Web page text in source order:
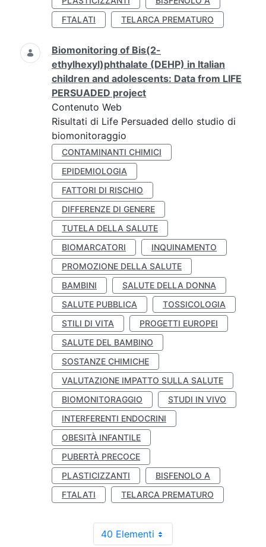
FTALATI
TELARCA PREMATURO
Biomonitoring of Bis(2-
ethylhexyl)phthalate (DEHP) in Italian
children and adolescents: Data from LIFE
PERSUADED project
Contenuto Web
Risultati di Life Persuaded dello studio di
biomonitoraggio
CONTAMINANTI CHIMICI
EPIDEMIOLOGIA
FATTORI DI RISCHIO
DIFFERENZE DI GENERE
TUTELA DELLA SALUTE
BIOMARCATORI
INQUINAMENTO
PROMOZIONE DELLA SALUTE
BAMBINI
SALUTE DELLA DONNA
SALUTE PUBBLICA
TOSSICOLOGIA
STILI DI VITA
PROGETTI EUROPEI
SALUTE DEL BAMBINO
SOSTANZE CHIMICHE
VALUTAZIONE IMPATTO SULLA SALUTE
BIOMONITORAGGIO
STUDI IN VIVO
INTERFERENTI ENDOCRINI
OBESITÀ INFANTILE
PUBERTÀ PRECOCE
PLASTICIZZANTI
BISFENOLO A
FTALATI
TELARCA PREMATURO
40 Elementi